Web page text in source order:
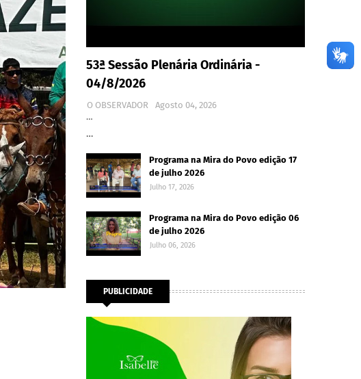
53ª Sessão Plenária Ordinária -
04/8/2026
O OBSERVADOR
Agosto 04, 2026
…
…
Programa na Mira do Povo edição 17
de julho 2026
Julho 17, 2026
Programa na Mira do Povo edição 06
de julho 2026
Julho 06, 2026
PUBLICIDADE